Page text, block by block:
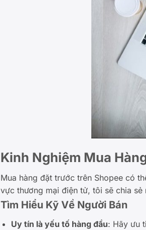
Kinh Nghiệm Mua
Mua hàng đặt trước trên Shopee có
vực thương mại điện tử, tôi sẽ chia
Tìm Hiểu Kỹ Về Người Bán
Uy tín là yếu tố hàng đầu: Hãy ưu